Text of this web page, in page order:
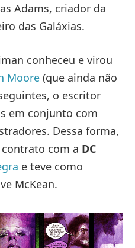
Adams, criador da
das Galáxias.
conheceu e virou
Moore (que ainda não
o escritor
em conjunto com
Dessa forma,
com a DC
e teve como
McKean.